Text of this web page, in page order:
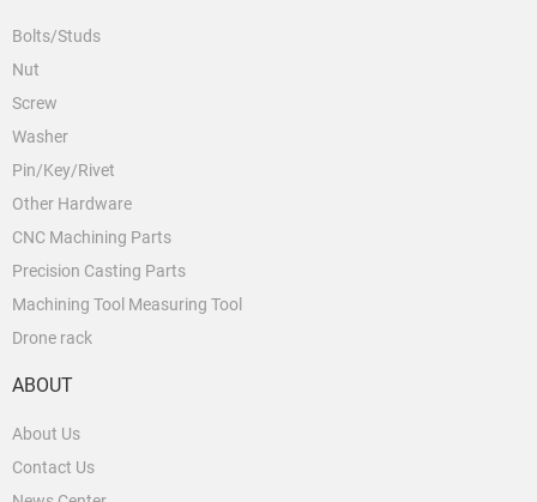
Bolts/Studs
Nut
Screw
Washer
Pin/Key/Rivet
Other Hardware
CNC Machining Parts
Precision Casting Parts
Machining Tool Measuring Tool
Drone rack
ABOUT
About Us
Contact Us